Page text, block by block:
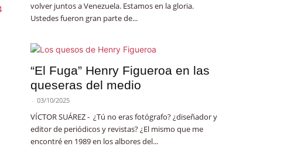
volver juntos a Venezuela. Estamos en la gloria.
Ustedes fueron gran parte de...
“El Fuga” Henry Figueroa en las
queseras del medio
- 03/10/2025
VÍCTOR SUÁREZ - ¿Tú no eras fotógrafo? ¿diseñador y
editor de periódicos y revistas? ¿El mismo que me
encontré en 1989 en los albores del...